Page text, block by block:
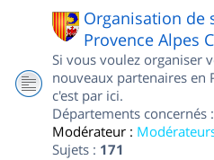
Organisation de
Provence Alpes
Si vous voulez organiser
nouveaux partenaires en
c'est par ici.
Départements concernés
Modérateur :
Sujets : 171